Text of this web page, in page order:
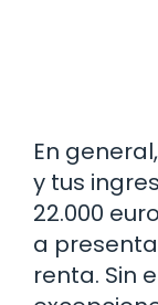
En
y tus
22.000
a
renta. Sin